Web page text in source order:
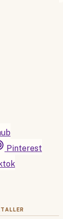
Pinterest